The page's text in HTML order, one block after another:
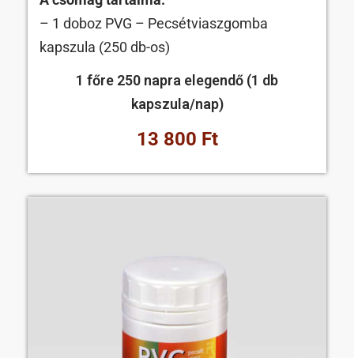
– 1 doboz PVG – Pecsétviaszgomba
kapszula (250 db-os)
1 főre 250 napra elegendő (1 db
kapszula/nap)
13 800 Ft